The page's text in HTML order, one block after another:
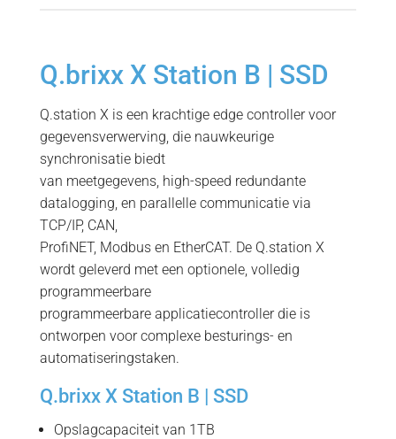
Q.brixx X Station B | SSD
Q.station X is een krachtige edge controller voor
gegevensverwerving, die nauwkeurige
synchronisatie biedt
van meetgegevens, high-speed redundante
datalogging, en parallelle communicatie via
TCP/IP, CAN,
ProfiNET, Modbus en EtherCAT. De Q.station X
wordt geleverd met een optionele, volledig
programmeerbare
programmeerbare applicatiecontroller die is
ontworpen voor complexe besturings- en
automatiseringstaken.
Q.brixx X Station B | SSD
Opslagcapaciteit van 1TB